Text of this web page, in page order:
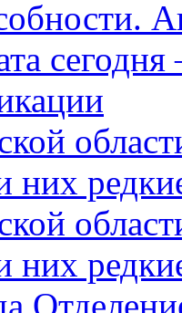
них
них